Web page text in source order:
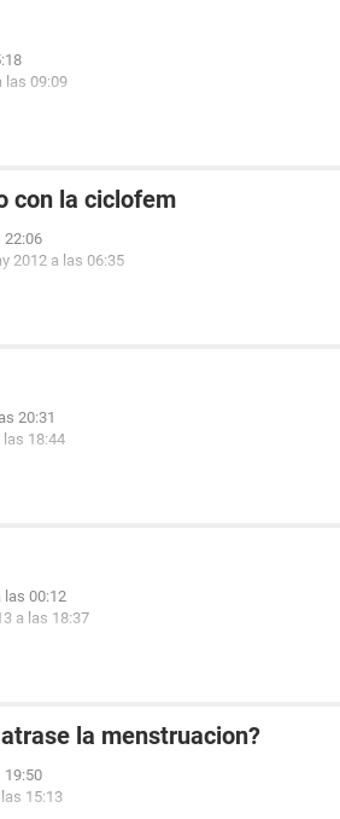
las 09:09
con la ciclofem
22:06
2012 a las 06:35
20:31
las 18:44
las 00:12
a las 18:37
la menstruacion?
19:50
15:13